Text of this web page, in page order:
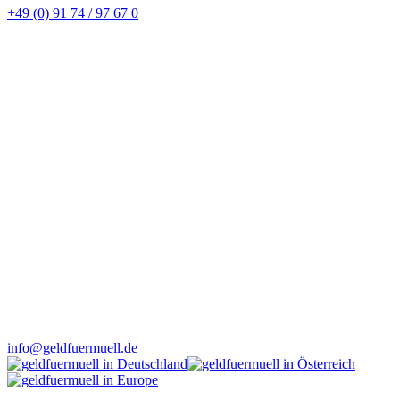
+49 (0) 91 74 / 97 67 0
info@geldfuermuell.de